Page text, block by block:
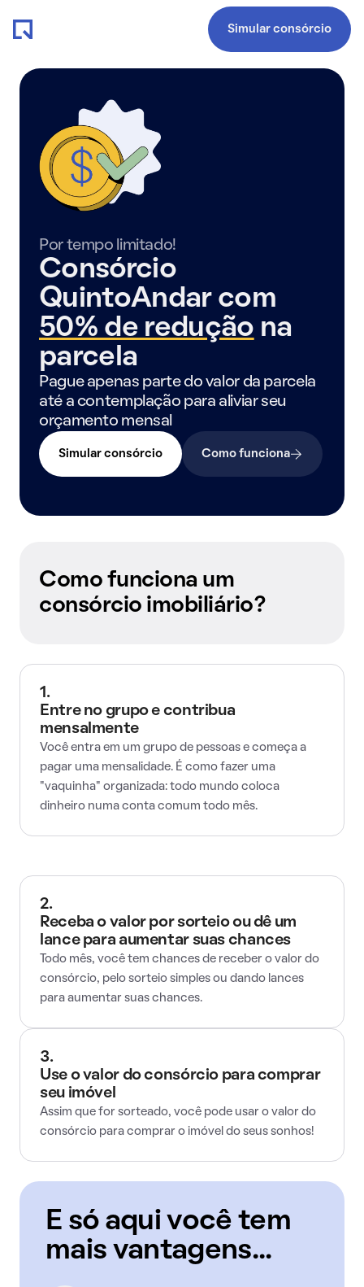
Simular consórcio
Por tempo limitado!
Consórcio
QuintoAndar com
50% de redução na
parcela
Pague apenas parte do valor da parcela
até a contemplação para aliviar seu
orçamento mensal
Simular consórcio Como funciona
Como funciona um
consórcio imobiliário?
1.
Entre no grupo e contribua
mensalmente
Você entra em um grupo de pessoas e começa a
pagar uma mensalidade. É como fazer uma
"vaquinha" organizada: todo mundo coloca
dinheiro numa conta comum todo mês.
2.
Receba o valor por sorteio ou dê um
lance para aumentar suas chances
Todo mês, você tem chances de receber o valor do
consórcio, pelo sorteio simples ou dando lances
para aumentar suas chances.
3.
Use o valor do consórcio para comprar
seu imóvel
Assim que for sorteado, você pode usar o valor do
consórcio para comprar o imóvel do seus sonhos!
E só aqui você tem
mais vantagens...